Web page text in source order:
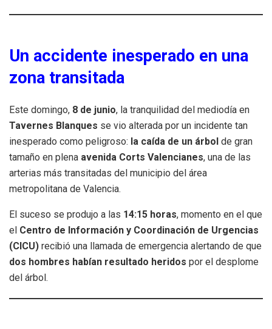
Un accidente inesperado en una
zona transitada
Este domingo, 8 de junio, la tranquilidad del mediodía en
Tavernes Blanques se vio alterada por un incidente tan
inesperado como peligroso: la caída de un árbol de gran
tamaño en plena avenida Corts Valencianes, una de las
arterias más transitadas del municipio del área
metropolitana de Valencia.
El suceso se produjo a las 14:15 horas, momento en el que
el Centro de Información y Coordinación de Urgencias
(CICU) recibió una llamada de emergencia alertando de que
dos hombres habían resultado heridos por el desplome
del árbol.